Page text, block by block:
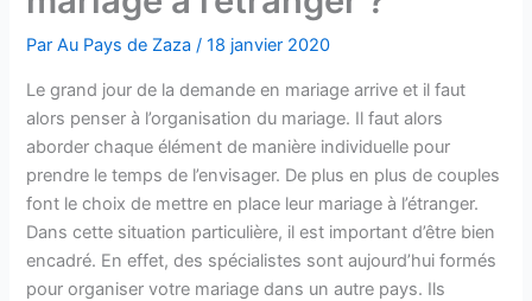
ParAu Pays de Zaza/18 janvier 2020
Le grand jour de la demande en mariage arrive et il faut
alors penser à l’organisation du mariage. Il faut alors
aborder chaque élément de manière individuelle pour
prendre le temps de l’envisager. De plus en plus de couples
font le choix de mettre en place leur mariage à l’étranger.
Dans cette situation particulière, il est important d’être bien
encadré. En effet, des spécialistes sont aujourd’hui formés
pour organiser votre mariage dans un autre pays. Ils